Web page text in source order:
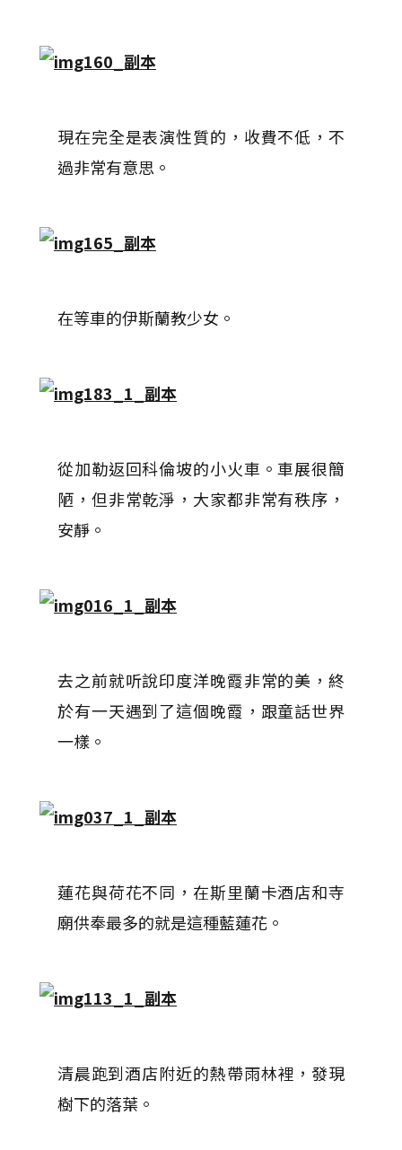
現在完全是表演性質的，收費不低，不
過非常有意思。
在等車的伊斯蘭教少女。
從加勒返回科倫坡的小火車。車展很簡
陋，但非常乾淨，大家都非常有秩序，
安靜。
去之前就听說印度洋晚霞非常的美，終
於有一天遇到了這個晚霞，跟童話世界
一樣。
蓮花與荷花不同，在斯里蘭卡酒店和寺
廟供奉最多的就是這種藍蓮花。
清晨跑到酒店附近的熱​​帶雨林裡，發現
樹下的落葉。